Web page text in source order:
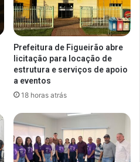
Prefeitura de Figueirão abre
licitação para locação de
estrutura e serviços de apoio
a eventos
18 horas atrás